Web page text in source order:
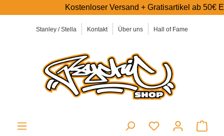
Stanley / Stella Kontakt Über uns Hall of Fame
Kostenloser Versand + Gratisartikel ab 50€